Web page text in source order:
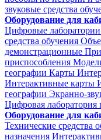
звуковые средства
Оборудование для
Цифровые
средства обучения
демонстрационные
приспособления
географии Карты
Интерактивные карты
географии Экранно-
Цифровая лаборатория
Оборудование для
Технические средства
назначения